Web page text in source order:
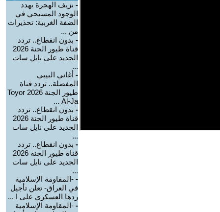
- نزيف الهجرة يهدد
الوجود المسيحي في
الضفة الغربية: تحذيرات
من ...
- بدون انقطاع.. تردد
قناة طيور الجنة 2026
الجديد على نايل سات
...
- أغاني البيبي
المفضلة.. تردد قناة
طيور الجنة 2026 Toyor
Al-Ja ...
- بدون انقطاع.. تردد
قناة طيور الجنة 2026
الجديد على نايل سات
...
- بدون انقطاع.. تردد
قناة طيور الجنة 2026
الجديد على نايل سات
...
- -المقاومة الإسلامية
في العراق- تعلن تأجيل
ردها العسكري على ا ...
- -المقاومة الإسلامية